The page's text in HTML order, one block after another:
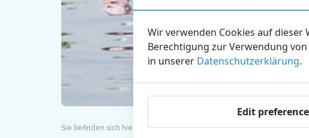
Sie befinden sich hier: Dolfinarium Über das Dolfinarium
Wir verwenden Cookies auf
Berechtigung zur Verwendung
in unserer Datenschutzerklärung.
Edit